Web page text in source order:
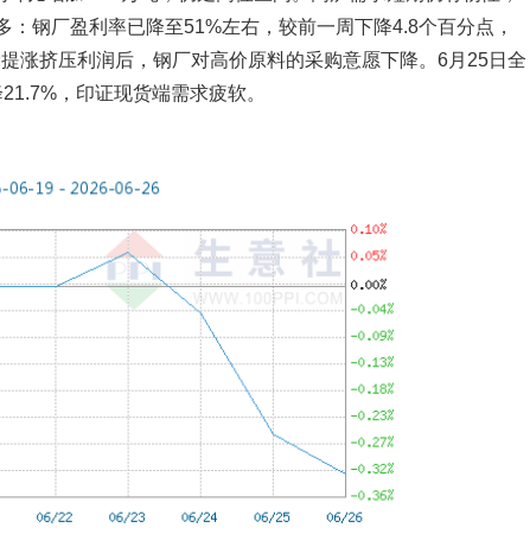
钢厂盈利率已降至51%左右，较前一周下降4.8个百分点，
涨挤压利润后，钢厂对高价原料的采购意愿下降。6月25日全
，印证现货端需求疲软。